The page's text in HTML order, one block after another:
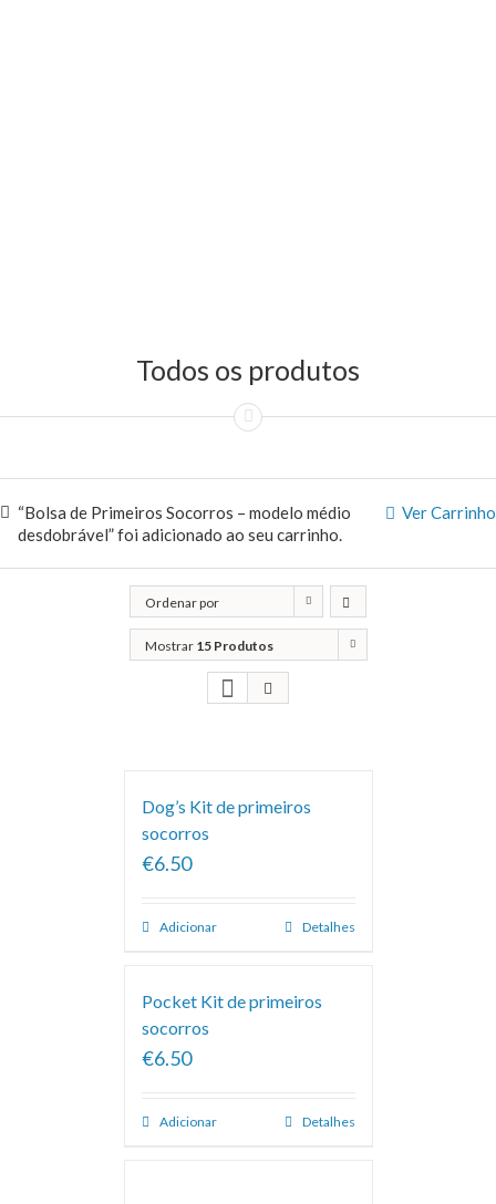
Todos os produtos
Ver Carrinho
“Bolsa de Primeiros Socorros – modelo médio
desdobrável” foi adicionado ao seu carrinho.
Ordenar por
Classificação
Mostrar 15 Produtos
Dog’s Kit de primeiros
socorros
€6.50
Adicionar Detalhes
Pocket Kit de primeiros
socorros
€6.50
Adicionar Detalhes